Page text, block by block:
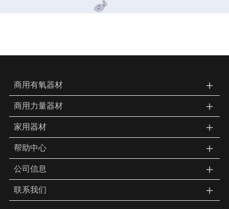
商用有氧器材 ＋
商用力量器材 ＋
家用器材 ＋
帮助中心 ＋
公司信息 ＋
联系我们 ＋